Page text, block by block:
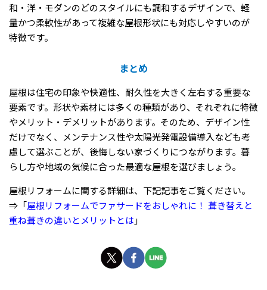
和・洋・モダンのどのスタイルにも調和するデザインで、軽
量かつ柔軟性があって複雑な屋根形状にも対応しやすいのが
特徴です。
まとめ
屋根は住宅の印象や快適性、耐久性を大きく左右する重要な
要素です。形状や素材には多くの種類があり、それぞれに特徴
やメリット・デメリットがあります。そのため、デザイン性
だけでなく、メンテナンス性や太陽光発電設備導入なども考
慮して選ぶことが、後悔しない家づくりにつながります。暮
らし方や地域の気候に合った最適な屋根を選びましょう。
屋根リフォームに関する詳細は、下記記事をご覧ください。
⇒「 屋根リフォームでファサードをおしゃれに！ 葺き替えと
重ね葺きの違いとメリットとは 」